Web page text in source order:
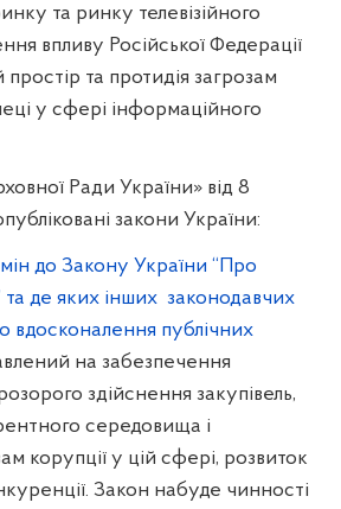
та ринку телевізійного
впливу Російської Федерації
та протидія загрозам
у сфері інформаційного
Ради України» від 8
закони України:
до Закону України “Про
та де яких інших законодавчих
вдосконалення публічних
на забезпечення
здійснення закупівель,
середовища і
корупції у цій сфері, розвиток
Закон набуде чинності